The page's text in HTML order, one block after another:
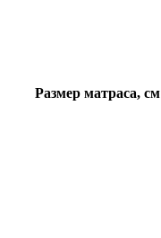
Размер матраса, см